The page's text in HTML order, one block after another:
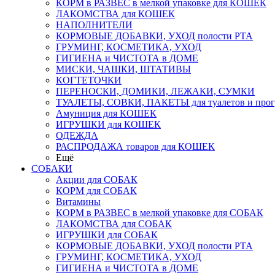
КОРМ в РАЗВЕС в мелкой упаковке для КОШЕК
ЛАКОМСТВА для КОШЕК
НАПОЛНИТЕЛИ
КОРМОВЫЕ ДОБАВКИ, УХОД полости РТА
ГРУМИНГ, КОСМЕТИКА, УХОД
ГИГИЕНА и ЧИСТОТА в ДОМЕ
МИСКИ, ЧАШКИ, ШТАТИВЫ
КОГТЕТОЧКИ
ПЕРЕНОСКИ, ДОМИКИ, ЛЕЖАКИ, СУМКИ
ТУАЛЕТЫ, СОВКИ, ПАКЕТЫ для туалетов и
Амуниция для КОШЕК
ИГРУШКИ для КОШЕК
ОДЕЖДА
РАСПРОДАЖА товаров для КОШЕК
Ещё
СОБАКИ
Акции для СОБАК
КОРМ для СОБАК
Витамины
КОРМ в РАЗВЕС в мелкой упаковке для СОБАК
ЛАКОМСТВА для СОБАК
ИГРУШКИ для СОБАК
КОРМОВЫЕ ДОБАВКИ, УХОД полости РТА
ГРУМИНГ, КОСМЕТИКА, УХОД
ГИГИЕНА и ЧИСТОТА в ДОМЕ